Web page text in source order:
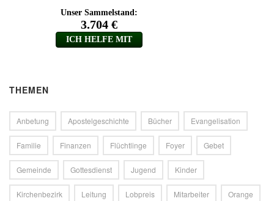
THEMEN
Anbetung Apostelgeschichte Bücher Evangelisation
Familie Finanzen Flüchtlinge Foyer Gebet
Gemeinde Gottesdienst Jugend Kinder
Kirchenbezirk Leitung Lobpreis Mitarbeiter Orange